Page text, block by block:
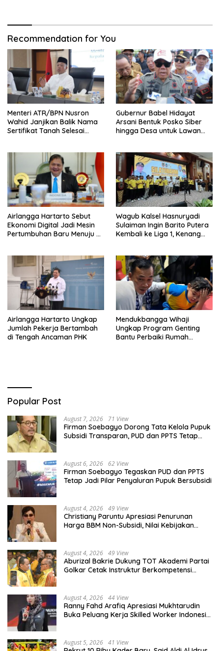
Recommendation for You
Menteri ATR/BPN Nusron
Wahid Janjikan Balik Nama
Sertifikat Tanah Selesai
Gubernur Babel Hidayat
Arsani Bentuk Posko Siber
hingga Desa untuk Lawan
Airlangga Hartarto Sebut
Ekonomi Digital Jadi Mesin
Pertumbuhan Baru Menuju 8
Wagub Kalsel Hasnuryadi
Sulaiman Ingin Barito Putera
Kembali ke Liga 1, Kenang
Airlangga Hartarto Ungkap
Jumlah Pekerja Bertambah
di Tengah Ancaman PHK
Mendukbangga Wihaji
Ungkap Program Genting
Bantu Perbaiki Rumah
Popular Post
August 7, 2026 71 View
Firman Soebagyo Dorong Tata Kelola Pupuk
Subsidi Transparan, PUD dan PPTS Tetap
August 6, 2026 62 View
Firman Soebagyo Tegaskan PUD dan PPTS
Tetap Jadi Pilar Penyaluran Pupuk Bersubsidi
August 4, 2026 49 View
Christiany Paruntu Apresiasi Penurunan
Harga BBM Non-Subsidi, Nilai Kebijakan
August 4, 2026 49 View
Aburizal Bakrie Dukung TOT Akademi Partai
Golkar Cetak Instruktur Berkompetensi
August 4, 2026 44 View
Ranny Fahd Arafiq Apresiasi Mukhtarudin
Buka Peluang Kerja Skilled Worker Indonesia
August 5, 2026 41 View